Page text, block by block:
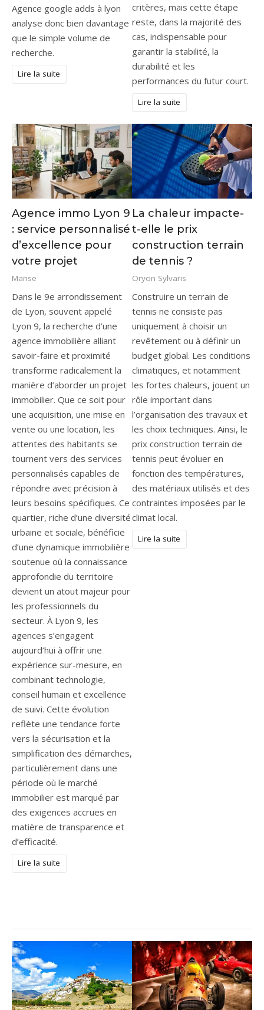
Agence google adds à lyon
analyse donc bien davantage
que le simple volume de
recherche.
Lire la suite
critères, mais cette étape
reste, dans la majorité des
cas, indispensable pour
garantir la stabilité, la
durabilité et les
performances du futur court.
Lire la suite
Agence immo Lyon 9
: service personnalisé
d’excellence pour
votre projet
Marise
Dans le 9e arrondissement
de Lyon, souvent appelé
Lyon 9, la recherche d’une
agence immobilière alliant
savoir-faire et proximité
transforme radicalement la
manière d’aborder un projet
immobilier. Que ce soit pour
une acquisition, une mise en
vente ou une location, les
attentes des habitants se
tournent vers des services
personnalisés capables de
répondre avec précision à
leurs besoins spécifiques. Ce
quartier, riche d’une diversité
urbaine et sociale, bénéficie
d’une dynamique immobilière
soutenue où la connaissance
approfondie du territoire
devient un atout majeur pour
les professionnels du
secteur. À Lyon 9, les
agences s’engagent
aujourd’hui à offrir une
expérience sur-mesure, en
combinant technologie,
conseil humain et excellence
de suivi. Cette évolution
reflète une tendance forte
vers la sécurisation et la
simplification des démarches,
particulièrement dans une
période où le marché
immobilier est marqué par
des exigences accrues en
matière de transparence et
d’efficacité.
Lire la suite
La chaleur impacte-
t-elle le prix
construction terrain
de tennis ?
Oryon Sylvaris
Construire un terrain de
tennis ne consiste pas
uniquement à choisir un
revêtement ou à définir un
budget global. Les conditions
climatiques, et notamment
les fortes chaleurs, jouent un
rôle important dans
l’organisation des travaux et
les choix techniques. Ainsi, le
prix construction terrain de
tennis peut évoluer en
fonction des températures,
des matériaux utilisés et des
contraintes imposées par le
climat local.
Lire la suite